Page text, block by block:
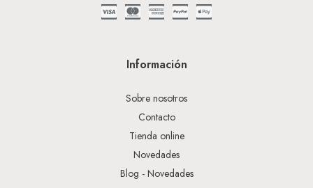
Información
Sobre nosotros
Contacto
Tienda online
Novedades
Blog - Novedades